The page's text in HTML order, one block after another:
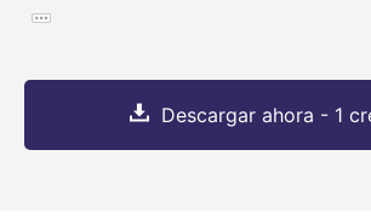
Descargar ahora - 1